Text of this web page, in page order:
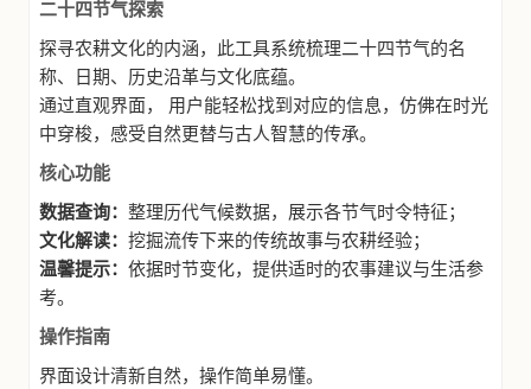
二十四节气探索
探寻农耕文化的内涵，此工具系统梳理二十四节气的名
称、日期、历史沿革与文化底蕴。
通过直观界面， 用户能轻松找到对应的信息，仿佛在时光
中穿梭，感受自然更替与古人智慧的传承。
核心功能
数据查询： 整理历代气候数据，展示各节气时令特征；
文化解读： 挖掘流传下来的传统故事与农耕经验；
温馨提示： 依据时节变化，提供适时的农事建议与生活参
考。
操作指南
界面设计清新自然，操作简单易懂。